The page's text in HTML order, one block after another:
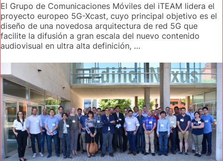
El Grupo de Comunicaciones Móviles del iTEAM lidera el
proyecto europeo 5G-Xcast, cuyo principal objetivo es el
diseño de una novedosa arquitectura de red 5G que
facilite la difusión a gran escala del nuevo contenido
audiovisual en ultra alta definición, …